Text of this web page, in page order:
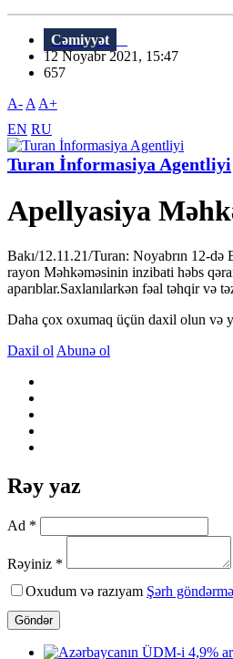
Cəmiyyət
12 Noyabr 2021, 15:47
657
A- A A+
EN RU
Turan İnformasiya Agentliyi
Apellyasiya
Bakı/12.11.21/Turan: Noyabrın 12-
rayon Məhkəməsinin inzibati həbs
aparıblar.Saxlanılarkən fəal təhqir və
Daha çox oxumaq üçün daxil olun və
Daxil ol Abunə ol
Rəy yaz
Ad *
Rəyiniz *
Oxudum və razıyam Şərh
Göndər